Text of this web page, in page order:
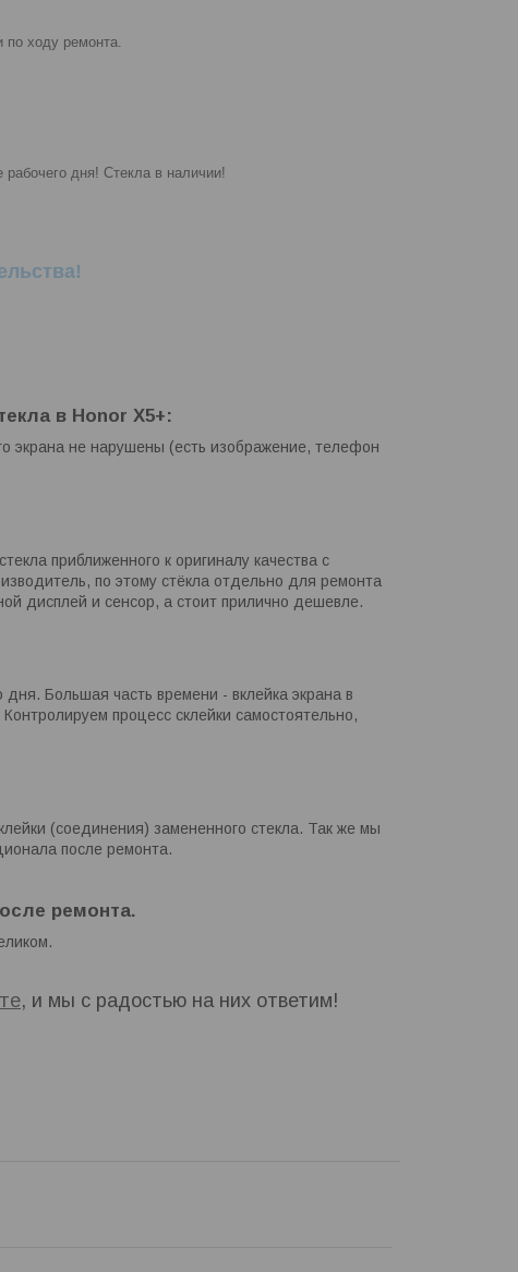
по ходу ремонта.
дня! Стекла в наличии!
в Honor X5+:
экрана не нарушены (есть изображение, телефон
приближенного к оригиналу качества с
по этому стёкла отдельно для ремонта
дисплей и сенсор, а стоит прилично дешевле.
Большая часть времени - вклейка экрана в
процесс склейки самостоятельно,
(соединения) замененного стекла. Так же мы
после ремонта.
ремонта.
, и мы с радостью на них ответим!